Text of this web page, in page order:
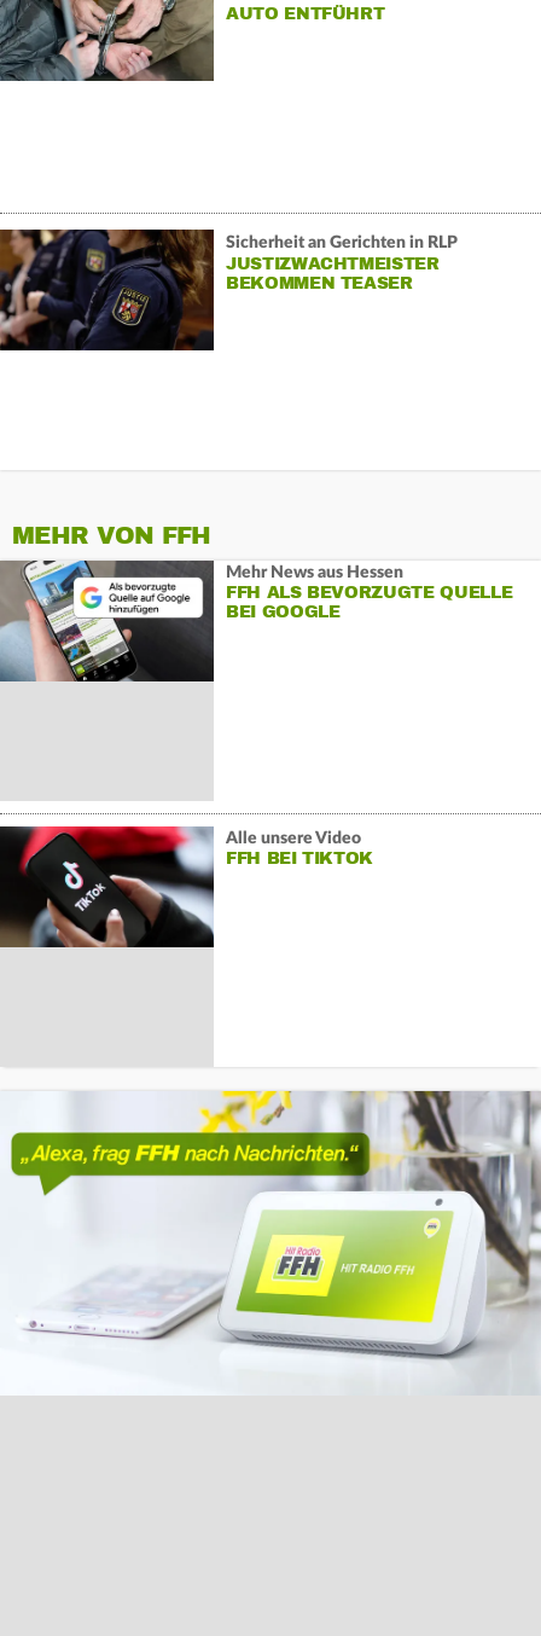
AUTO ENTFÜHRT
Sicherheit an Gerichten in RLP
JUSTIZWACHTMEISTER
BEKOMMEN TEASER
MEHR VON FFH
Mehr News aus Hessen
FFH ALS BEVORZUGTE QUELLE
BEI GOOGLE
Alle unsere Video
FFH BEI TIKTOK